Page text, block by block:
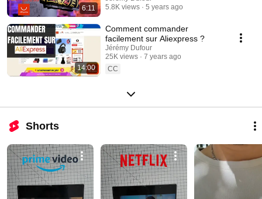
6:11
5.8K views
5 years ago
14:00
Comment commander
facilement sur Aliexpress ?
Jérémy Dufour
25K views
7 years ago
CC
Shorts